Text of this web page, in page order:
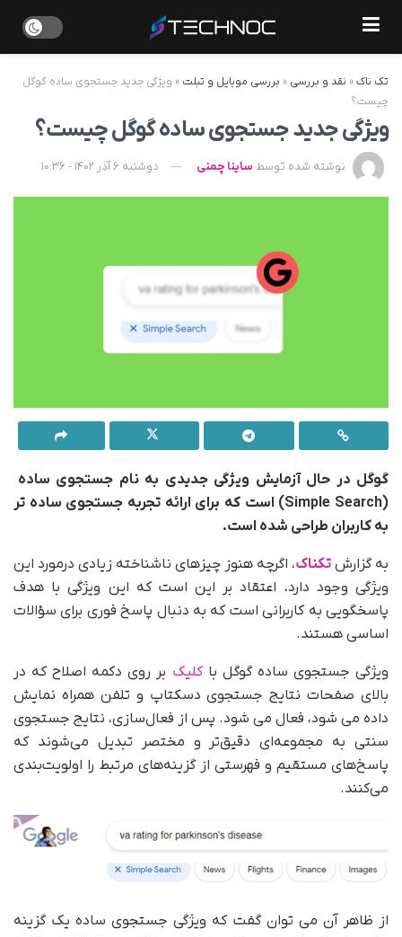
تک ناک» نقد و بررسی » بررسی موبایل و تبلت » ویژگی جدید جستجوی ساده گوگل
چیست؟
ویژگی جدید جستجوی ساده گوگل چیست؟
نوشته شده توسط ساینا چمنی دوشنبه 6 آذر 1402 - 10:36
گوگل در حال آزمایش ویژگی جدیدی به نام جستجوی ساده
(Simple Search) است که برای ارائه تجربه جستجوی ساده تر
به کاربران طراحی شده است.
به گزارش تکناک، اگرچه هنوز چیزهای ناشناخته زیادی درمورد این
ویژگی وجود دارد، اعتقاد بر این است که این ویژگی با هدف
پاسخگویی به کاربرانی است که به دنبال پاسخ فوری برای سؤالات
اساسی هستند.
ویژگی جستجوی ساده گوگل باکلیک بر روی دکمه اصلاح که در
بالای صفحات نتایج جستجوی دسکتاپ و تلفن همراه نمایش
داده می شود، فعال می شود. پس از فعال‌سازی، نتایج جستجوی
سنتی به مجموعه‌ای دقیق‌تر و مختصر تبدیل می‌شوند که
پاسخ‌های مستقیم و فهرستی از گزینه‌های مرتبط را اولویت‌بندی
می‌کنند.
از ظاهر آن می توان گفت که ویژگی جستجوی ساده یک گزینه